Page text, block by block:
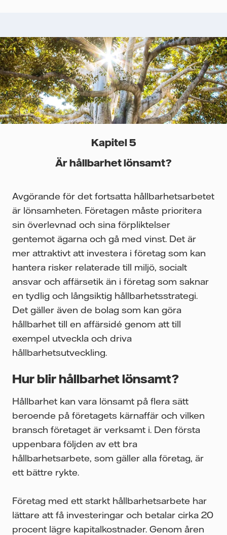
Kapitel 5
Är hållbarhet lönsamt?
Avgörande för det fortsatta hållbarhetsarbetet
är lönsamheten. Företagen måste prioritera
sin överlevnad och sina förpliktelser
gentemot ägarna och gå med vinst. Det är
mer attraktivt att investera i företag som kan
hantera risker relaterade till miljö, socialt
ansvar och affärsetik än i företag som saknar
en tydlig och långsiktig hållbarhetsstrategi.
Det gäller även de bolag som kan göra
hållbarhet till en affärsidé genom att till
exempel utveckla och driva
hållbarhetsutveckling.
Hur blir hållbarhet lönsamt?
Hållbarhet kan vara lönsamt på flera sätt
beroende på företagets kärnaffär och vilken
bransch företaget är verksamt i. Den första
uppenbara följden av ett bra
hållbarhetsarbete, som gäller alla företag, är
ett bättre rykte.
Företag med ett starkt hållbarhetsarbete har
lättare att få investeringar och betalar cirka 20
procent lägre kapitalkostnader. Genom åren